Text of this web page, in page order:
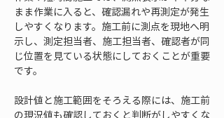
まま作業に入ると、確認漏れや再測定が発生
しやすくなります。施工前に測点を現地へ明
示し、測定担当者、施工担当者、確認者が同
じ位置を見ている状態にしておくことが重要
です。
設計値と施工範囲をそろえる際には、施工前
の現況値も確認しておくと判断がしやすくな